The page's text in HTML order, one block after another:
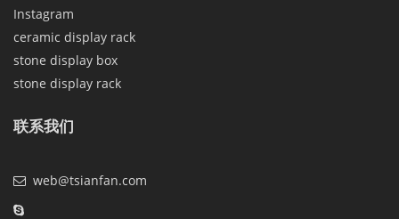
Instagram
ceramic display rack
stone display box
stone display rack
联系我们
web@tsianfan.com